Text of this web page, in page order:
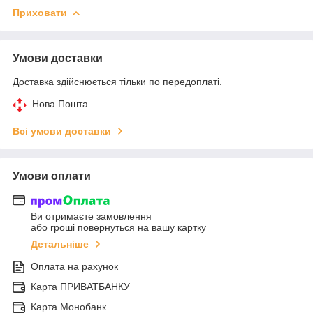
Приховати
Умови доставки
Доставка здійснюється тільки по передоплаті.
Нова Пошта
Всі умови доставки
Умови оплати
Ви отримаєте замовлення
або гроші повернуться на вашу картку
Детальніше
Оплата на рахунок
Карта ПРИВАТБАНКУ
Карта Монобанк